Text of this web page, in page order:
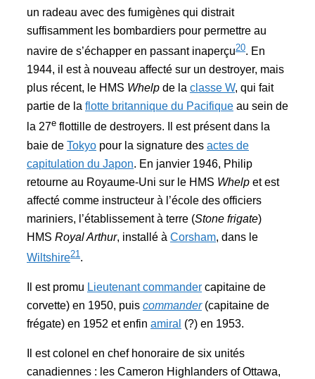
un radeau avec des fumigènes qui distrait
suffisamment les bombardiers pour permettre au
navire de s’échapper en passant inaperçu20. En
1944, il est à nouveau affecté sur un destroyer, mais
plus récent, le HMS Whelp de la classe W, qui fait
partie de la flotte britannique du Pacifique au sein de
la 27e flottille de destroyers. Il est présent dans la
baie de Tokyo pour la signature des actes de
capitulation du Japon. En janvier 1946, Philip
retourne au Royaume-Uni sur le HMS Whelp et est
affecté comme instructeur à l’école des officiers
mariniers, l’établissement à terre (Stone frigate)
HMS Royal Arthur, installé à Corsham, dans le
Wiltshire21 .
Il est promu Lieutenant commander capitaine de
corvette) en 1950, puis commander(capitaine de
frégate) en 1952 et enfin amiral (?) en 1953.
Il est colonel en chef honoraire de six unités
canadiennes : les Cameron Highlanders of Ottawa,